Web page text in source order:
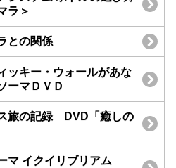
ラ＞
との関係
ッキー・ウォールがあな
ーマＤＶＤ
旅の記録 DVD「癒しの
マ イクイリブリアム